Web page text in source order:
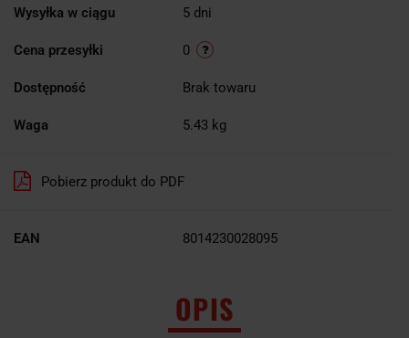
Wysyłka w ciągu 5 dni
Cena przesyłki 0
Dostępność Brak towaru
Waga 5.43 kg
Pobierz produkt do PDF
EAN 8014230028095
OPIS